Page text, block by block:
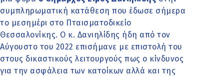
συμπληρωματική κατάθεση που έδωσε σήμερα
το μεσημέρι στο Πταισματοδικείο
Θεσσαλονίκης. Ο κ. Δανιηλίδης ήδη από τον
Αύγουστο του 2022 επισήμανε με επιστολή του
στους δικαστικούς λειτουργούς πως ο κίνδυνος
για την ασφάλεια των κατοίκων αλλά και της